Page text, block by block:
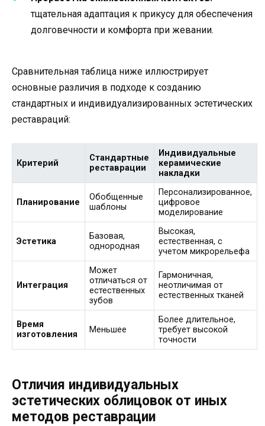
тщательная адаптация к прикусу для обеспечения
долговечности и комфорта при жевании.
Сравнительная таблица ниже иллюстрирует
основные различия в подходе к созданию
стандартных и индивидуализированных эстетических
реставраций:
Критерий
Стандартные
реставрации
Индивидуальные
керамические
накладки
Планирование
Обобщенные
шаблоны
Персонализированное,
цифровое
моделирование
Эстетика
Базовая,
однородная
Высокая,
естественная, с
учетом микрорельефа
Интеграция
Может
отличаться от
естественных
зубов
Гармоничная,
неотличимая от
естественных тканей
Время
изготовления
Меньшее
Более длительное,
требует высокой
точности
Отличия индивидуальных
эстетических облицовок от иных
методов реставрации